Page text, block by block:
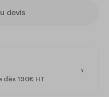
devis
dès 190€ HT